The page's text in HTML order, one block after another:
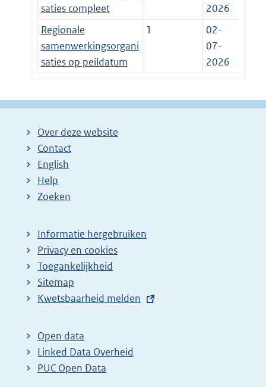
saties compleet
2026
Regionale
samenwerkingsorgani
saties op peildatum
1
02-
07-
2026
Over deze website
Contact
English
Help
Zoeken
Informatie hergebruiken
Privacy en cookies
Toegankelijkheid
Sitemap
E
t
e
r
Kwetsbaarheid melden
Open data
Linked Data Overheid
PUC Open Data